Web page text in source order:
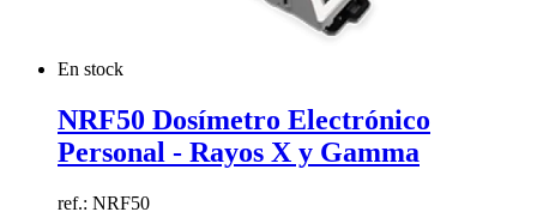
En stock
NRF50 Dosímetro Electrónico
Personal - Rayos X y Gamma
ref.: NRF50